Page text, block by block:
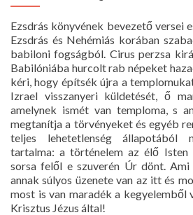
Ezsdrás könyvének bevezető versei
Ezsdrás és Nehémiás korában
babiloni fogságból. Cirus perzsa
Babilóniába hurcolt rab népeket
kéri, hogy építsék újra a
Izrael visszanyeri küldetését, ő
amelynek ismét van temploma, s
megtanítja a törvényeket és egyéb
teljes lehetetlenség állapotából
tartalma: a történelem az élő Isten
sorsa felől e szuverén Úr dönt.
annak súlyos üzenete van az itt és
most is van maradék a kegyelemből
Krisztus Jézus által!